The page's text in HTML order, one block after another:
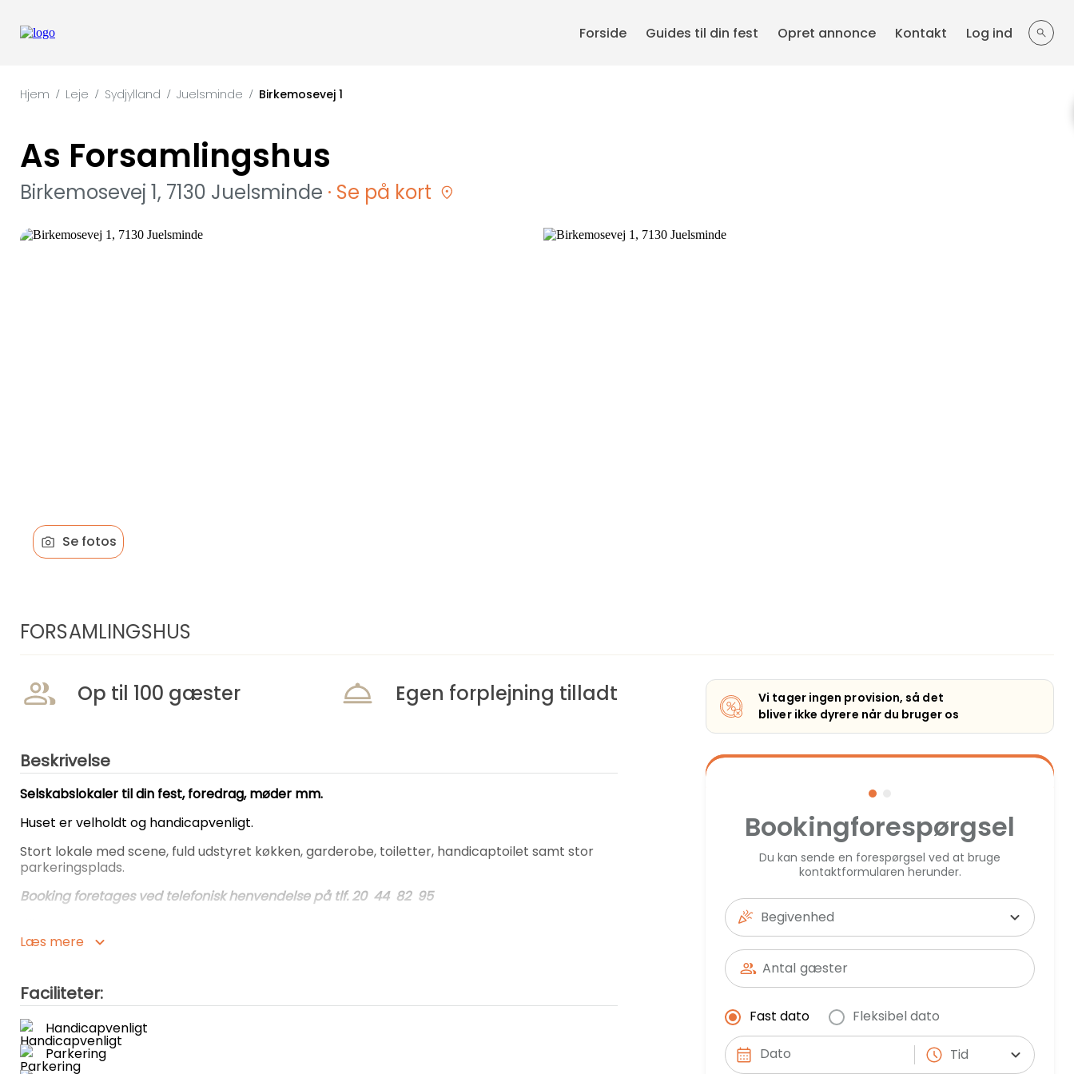
Forside Guides til din fest Opret annonce Kontakt Log ind
Hjem / Leje / Sydjylland / Juelsminde / Birkemosevej 1
As Forsamlingshus
Birkemosevej 1, 7130 Juelsminde · Se på kort
Se fotos
FORSAMLINGSHUS
Op til 100 gæster Egen forplejning tilladt
Beskrivelse
Selskabslokaler til din fest, foredrag, møder mm.
Huset er velholdt og handicapvenligt.
Stort lokale med scene, fuld udstyret køkken, garderobe, toiletter, handicaptoilet samt stor
parkeringsplads.
Booking foretages ved telefonisk henvendelse på tlf. 20 44 82 95
Pris: 600 kr. plus rengøring 300 kr. (afregnes separat)
Store sal (Hele huset)
Plads til 100 personer
Pris: 1.700,00 kr. plus rengøring 500 kr. (afregnes separat)
Læs mere
Faciliteter:
Handicapvenligt
Parkering
Vi tager ingen provision, så det
bliver ikke dyrere når du bruger os
Bookingforespørgsel
Du kan sende en forespørgsel ved at bruge
kontaktformularen herunder.
Begivenhed
Antal gæster
Fast dato Fleksibel dato
Tid